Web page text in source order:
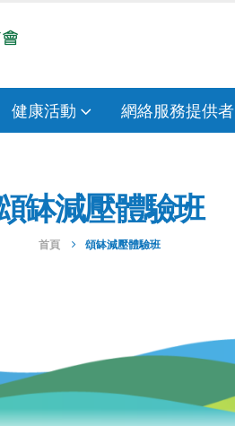
健康活動 網絡服務提供者
缽減壓體驗班
首頁 頌缽減壓體驗班